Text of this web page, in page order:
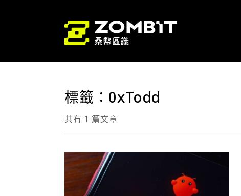
標籤：0xTodd
共有 1 篇文章